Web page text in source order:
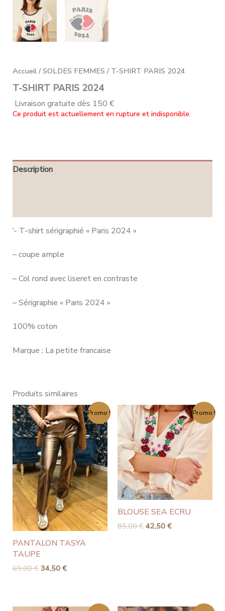
Accueil /SOLDES FEMMES / T-SHIRT PARIS 2024
T-SHIRT PARIS 2024
Livraison gratuite dès 150 €
Ce produit est actuellement en rupture et indisponible.
Description
‘- T-shirt sérigraphié « Paris 2024 »
– coupe ample
– Col rond avec liseret en contraste
– Sérigraphie « Paris 2024 »
100% coton
Marque : La petite francaise
Produits similaires
Promo !
PANTALON TASYA
TAUPE
69,00€
Le
prix
initial
était :
69,00 €.
34,50 €
Le
prix
actuel
est :
34,50 €.
Promo !
BLOUSE SEA ECRU
85,00€
Le
prix
initial
était :
85,00 €.
42,50 €
Le
prix
actuel
est :
42,50 €.